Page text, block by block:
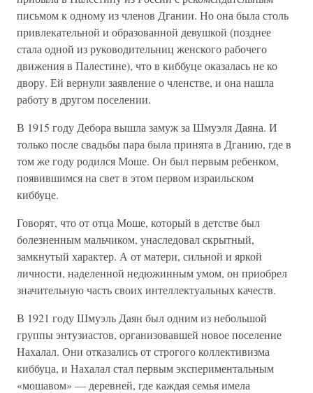
письмом к одному из членов Дгании. Но она была столь
привлекательной и образованной девушкой (позднее
стала одной из руководительниц женского рабочего
движения в Палестине), что в киббуце оказалась не ко
двору. Ей вернули заявление о членстве, и она нашла
работу в другом поселении.
В 1915 году Дебора вышла замуж за Шмуэля Даяна. И
только после свадьбы пара была принята в Дганию, где в
том же году родился Моше. Он был первым ребенком,
появившимся на свет в этом первом израильском
киббуце.
Говорят, что от отца Моше, который в детстве был
болезненным мальчиком, унаследовал скрытный,
замкнутый характер. А от матери, сильной и яркой
личности, наделенной недюжинным умом, он приобрел
значительную часть своих интеллектуальных качеств.
В 1921 году Шмуэль Даян был одним из небольшой
группы энтузиастов, организовавшей новое поселение
Нахалал. Они отказались от строгого коллективизма
киббуца, и Нахалал стал первым экспериментальным
«мошавом» — деревней, где каждая семья имела